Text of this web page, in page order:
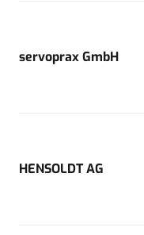
servoprax GmbH
HENSOLDT AG